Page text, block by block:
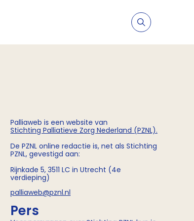
Palliaweb is een website van
Stichting Palliatieve Zorg Nederland (PZNL).
De PZNL online redactie is, net als Stichting
PZNL, gevestigd aan:
Rijnkade 5, 3511 LC in Utrecht (4e
verdieping)
palliaweb@pznl.nl
Pers